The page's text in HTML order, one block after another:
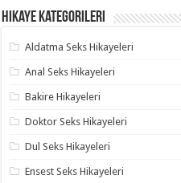
Hikaye Kategorileri
Aldatma Seks Hikayeleri
Anal Seks Hikayeleri
Bakire Hikayeleri
Doktor Seks Hikayeleri
Dul Seks Hikayeleri
Ensest Seks Hikayeleri